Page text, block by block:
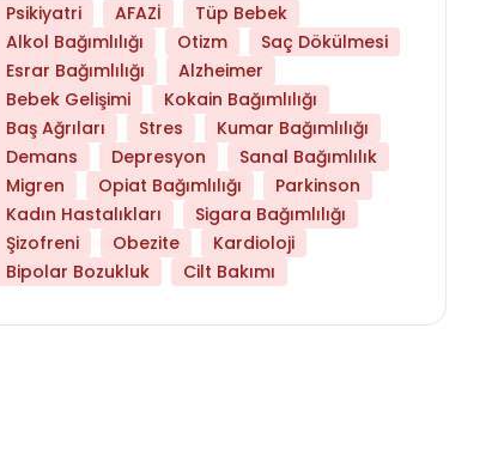
Psikiyatri AFAZİ
Tüp Bebek
Alkol Bağımlılığı
Otizm
Saç Dökülmesi
Esrar Bağımlılığı
Alzheimer
Bebek Gelişimi
Kokain Bağımlılığı
Baş Ağrıları
Stres
Kumar Bağımlılığı
Demans
Depresyon
Sanal Bağımlılık
Migren
Opiat Bağımlılığı
Parkinson
Kadın Hastalıkları
Sigara Bağımlılığı
Şizofreni
Obezite
Kardioloji
Bipolar Bozukluk
Cilt Bakımı